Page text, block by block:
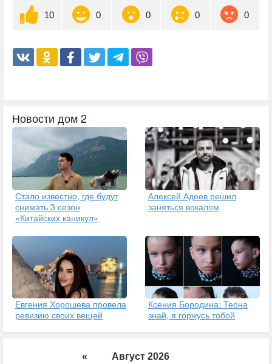
10 0 0 0 0
Новости дом 2
Стало известно, где будут
снимать 3 сезон
«Китайских каникул»
Алексей Адеев решил
заняться вокалом
Евгения Хорошева провела
ревизию своих вещей
Ксения Бородина: Теона
знай, я горжусь тобой
«
Август 2026